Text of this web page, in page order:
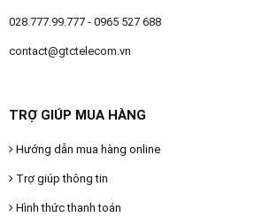
028.777.99.777 - 0965 527 688
contact@gtctelecom.vn
TRỢ GIÚP MUA HÀNG
Hướng dẫn mua hàng online
Trợ giúp thông tin
Hình thức thanh toán